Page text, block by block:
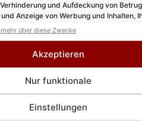
und Aufdeckung von
Anzeige von Werbung und Inhalten,
speichern und übermitteln.
mehr über diese Zwecke
Akzeptieren
Nur funktionale
Einstellungen
News
und Malika Dzumaev: Mit
Fotos heizen sie die Liebesgerüchte
& Paul Reeves verraten nach
Summer“: Weihnachtsshow kommt
Songs, Ideen und